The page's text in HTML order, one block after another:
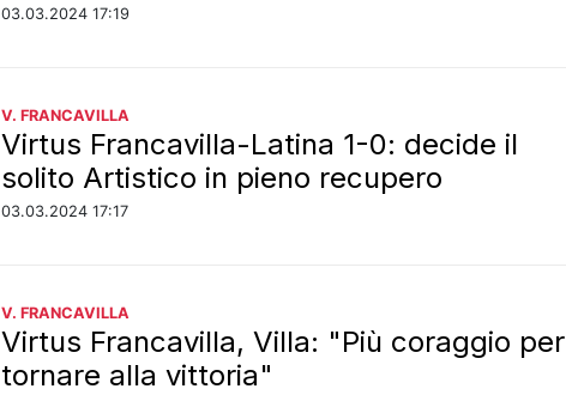
03.03.2024 17:19
V. FRANCAVILLA
Virtus Francavilla-Latina 1-0: decide il
solito Artistico in pieno recupero
03.03.2024 17:17
V. FRANCAVILLA
Virtus Francavilla, Villa: "Più coraggio per
tornare alla vittoria"